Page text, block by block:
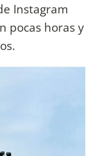
Instagram
pocas horas y